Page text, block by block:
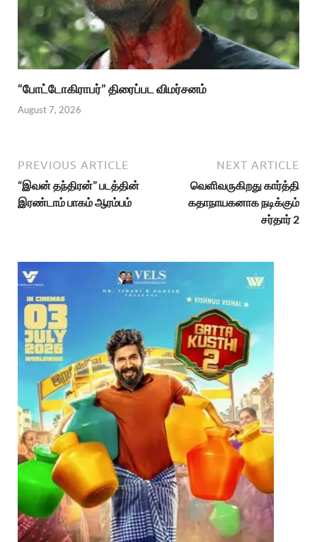
“போட்டோகிராபர்” திரைப்பட விமர்சனம்
August 7, 2026
PREVIOUS ARTICLE
“இவன் தந்திரன்” படத்தின்
இரண்டாம் பாகம் ஆரம்பம்
NEXT ARTICLE
வெளிவருகிறது கார்த்தி
கதாநாயகனாக நடிக்கும்
சர்தார் 2